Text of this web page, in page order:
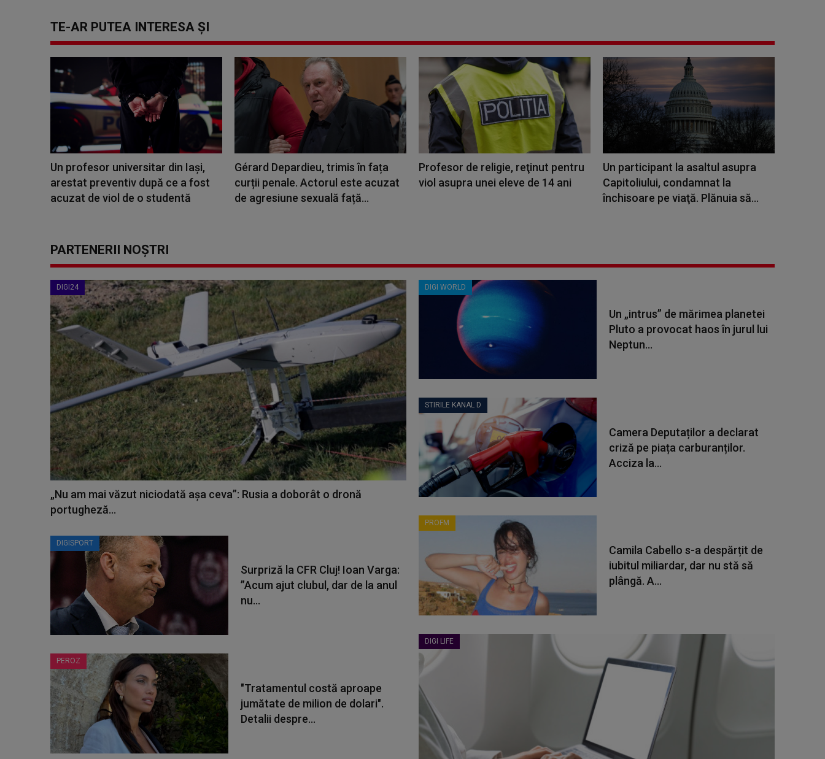
TE-AR PUTEA INTERESA ȘI
Un profesor universitar din Iași,
arestat preventiv după ce a fost
acuzat de viol de o studentă
Gérard Depardieu, trimis în fața
curții penale. Actorul este acuzat
de agresiune sexuală față...
Profesor de religie, reţinut pentru
viol asupra unei eleve de 14 ani
Un participant la asaltul asupra
Capitoliului, condamnat la
închisoare pe viaţă. Plănuia să...
PARTENERII NOȘTRI
DIGI24
„Nu am mai văzut niciodată așa ceva”: Rusia a doborât o dronă
portugheză...
DIGISPORT
Surpriză la CFR Cluj! Ioan Varga:
”Acum ajut clubul, dar de la anul
nu...
PEROZ
"Tratamentul costă aproape
jumătate de milion de dolari".
Detalii despre...
DIGI WORLD
Un „intrus” de mărimea planetei
Pluto a provocat haos în jurul lui
Neptun...
STIRILE KANAL D
Camera Deputaților a declarat
criză pe piața carburanților.
Acciza la...
PROFM
Camila Cabello s-a despărțit de
iubitul miliardar, dar nu stă să
plângă. A...
DIGI LIFE